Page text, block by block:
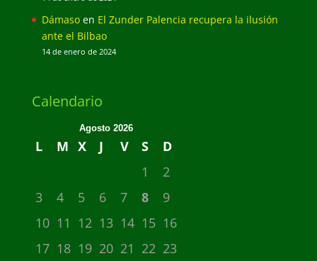
Dámasoen El Zunder Palencia recupera la ilusión
ante el Bilbao
14 de enero de 2024
Calendario
Agosto 2026
L M X J V S
D
1
2
3
4 5 6 7 8
9
10 11 12 13 14 15 16
17 18 19 20 21 22 23